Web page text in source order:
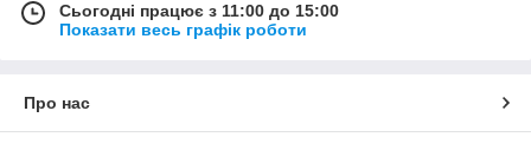
Сьогодні працює з 11:00 до 15:00
Показати весь графік роботи
Про нас